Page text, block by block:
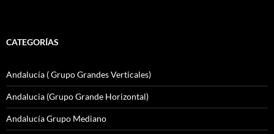
CATEGORÍAS
Andalucía ( Grupo Grandes Verticales)
Andalucia (Grupo Grande Horizontal)
Andalucía Grupo Mediano